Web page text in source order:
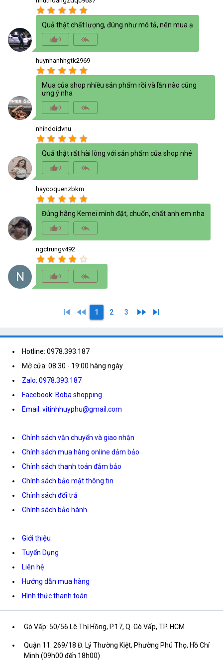
star star star star star
Quả thật chất lượng, đúng như mô tả, nên mua ạ
thumb_up_alt0 reply_all
huynhanhhgtk2969
star star star star star
Mua của shop nhiều sản phẩm rồi và lần nào cũng
ưng ý nha
thumb_up_alt0 reply_all
nhindoidvnu
star star star star star
Quả thật rất hài lòng với sản phẩm của shop nhé
thumb_up_alt0 reply_all
haycoquenzbkm
star star star star star
Đúng hãng Kemei mình đặt, chuổn, chất anh em nha
thumb_up_alt0 reply_all
N
ngctrungv492
star star star star star_border
thumb_up_alt0 reply_all
skip_previous fast_rewind 1 2 3 fast_forward skip_next
Hotline: 0978.393.187
Mở cửa: 08:30 - 19:00 hàng ngày
Zalo: 0978.393.187
Facebook: Boba shopping
Email: vitinhhuyphu@gmail.com
Chính sách vận chuyển và giao nhận
Chính sách mua hàng online đảm bảo
Chính sách thanh toán đảm bảo
Chính sách bảo mật thông tin
Chính sách đổi trả
Chính sách bảo hành
Giới thiệu
Tuyển Dụng
Liên hệ
Hướng dẫn mua hàng
Hình thức thanh toán
Gò Vấp: 50/56 Lê Thị Hồng, P.17, Q. Gò Vấp, TP. HCM
Quận 11: 269/18 Đ. Lý Thường Kiệt, Phường Phú Thọ, Hồ Chí
Minh (09h00 đến 18h00)